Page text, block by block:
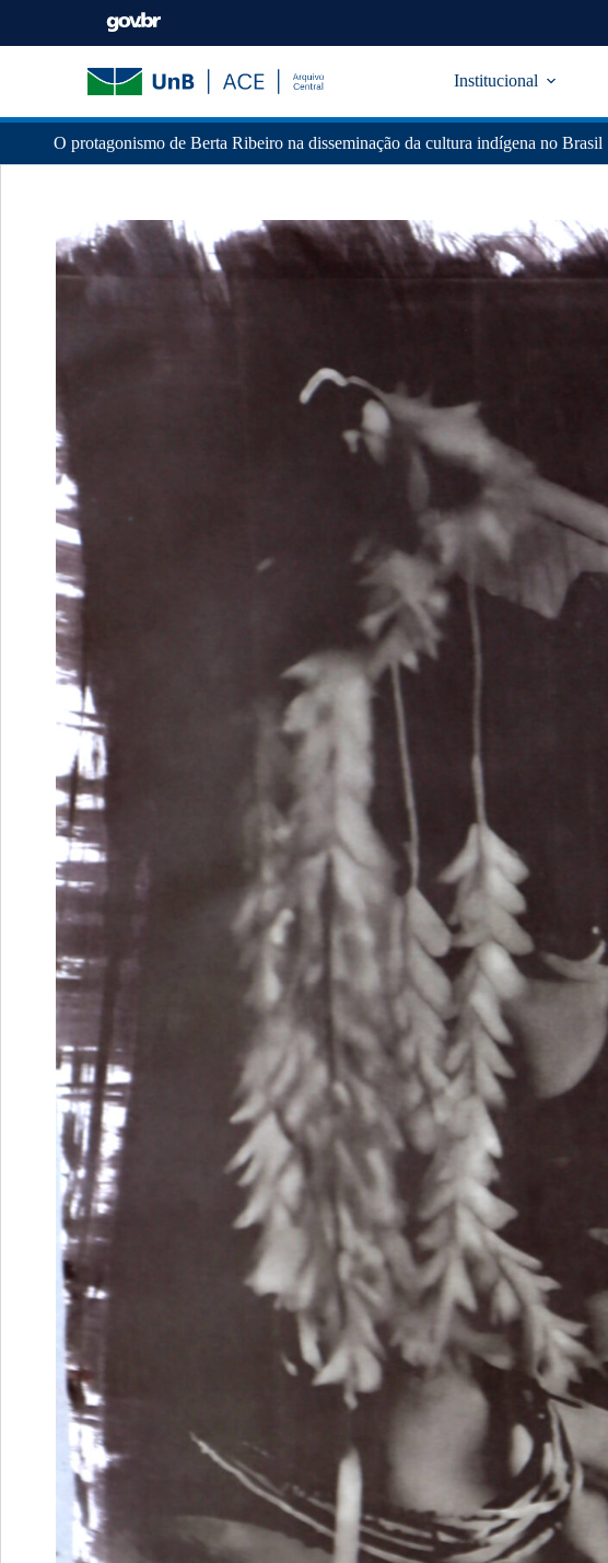
Institucional
O protagonismo de Berta Ribeiro na disseminação da cultura indígena no Brasil